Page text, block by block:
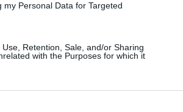
Personal Data for Targeted
Retention, Sale, and/or Sharing
with the Purposes for which it